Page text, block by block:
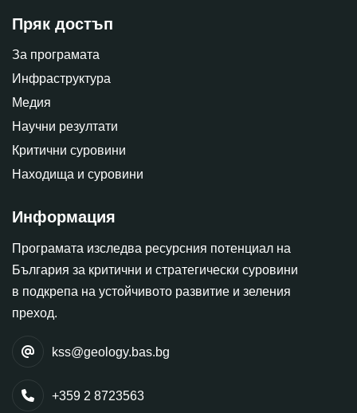
Пряк достъп
За програмата
Инфраструктура
Медия
Научни резултати
Критични суровини
Находища и суровини
Информация
Програмата изследва ресурсния потенциал на
България за критични и стратегически суровини
в подкрепа на устойчивото развитие и зеления
преход.
kss@geology.bas.bg
+359 2 8723563